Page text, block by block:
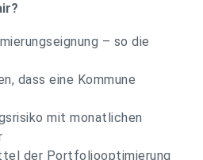
– so die
dass eine Kommune
mit monatlichen
der Portfoliooptimierung